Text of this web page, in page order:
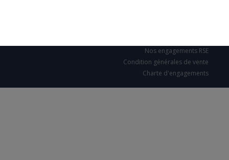
Nos engagements RSE
Condition générales de vente
Charte d'engagements